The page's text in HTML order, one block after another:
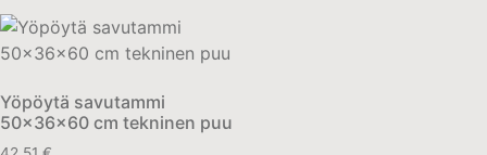
Yöpöytä savutammi
50x36x60 cm tekninen puu